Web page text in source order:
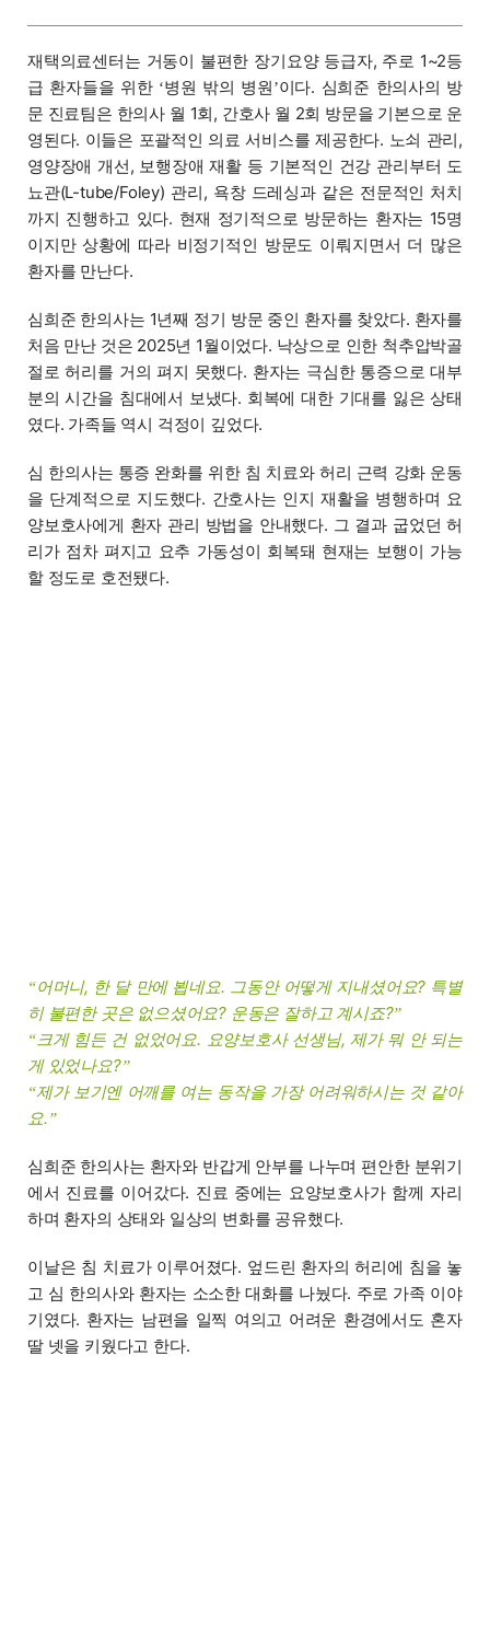
재택의료센터는 거동이 불편한 장기요양 등급자, 주로 1~2등
급 환자들을 위한 ‘병원 밖의 병원’이다. 심희준 한의사의 방
문 진료팀은 한의사 월 1회, 간호사 월 2회 방문을 기본으로 운
영된다. 이들은 포괄적인 의료 서비스를 제공한다. 노쇠 관리,
영양장애 개선, 보행장애 재활 등 기본적인 건강 관리부터 도
뇨관(L-tube/Foley) 관리, 욕창 드레싱과 같은 전문적인 처치
까지 진행하고 있다. 현재 정기적으로 방문하는 환자는 15명
이지만 상황에 따라 비정기적인 방문도 이뤄지면서 더 많은
환자를 만난다.
심희준 한의사는 1년째 정기 방문 중인 환자를 찾았다. 환자를
처음 만난 것은 2025년 1월이었다. 낙상으로 인한 척추압박골
절로 허리를 거의 펴지 못했다. 환자는 극심한 통증으로 대부
분의 시간을 침대에서 보냈다. 회복에 대한 기대를 잃은 상태
였다. 가족들 역시 걱정이 깊었다.
심 한의사는 통증 완화를 위한 침 치료와 허리 근력 강화 운동
을 단계적으로 지도했다. 간호사는 인지 재활을 병행하며 요
양보호사에게 환자 관리 방법을 안내했다. 그 결과 굽었던 허
리가 점차 펴지고 요추 가동성이 회복돼 현재는 보행이 가능
할 정도로 호전됐다.
“어머니, 한 달 만에 뵙네요. 그동안 어떻게 지내셨어요? 특별
히 불편한 곳은 없으셨어요? 운동은 잘하고 계시죠?”
“크게 힘든 건 없었어요. 요양보호사 선생님, 제가 뭐 안 되는
게 있었나요?”
“제가 보기엔 어깨를 여는 동작을 가장 어려워하시는 것 같아
요.”
심희준 한의사는 환자와 반갑게 안부를 나누며 편안한 분위기
에서 진료를 이어갔다. 진료 중에는 요양보호사가 함께 자리
하며 환자의 상태와 일상의 변화를 공유했다.
이날은 침 치료가 이루어졌다. 엎드린 환자의 허리에 침을 놓
고 심 한의사와 환자는 소소한 대화를 나눴다. 주로 가족 이야
기였다. 환자는 남편을 일찍 여의고 어려운 환경에서도 혼자
딸 넷을 키웠다고 한다.